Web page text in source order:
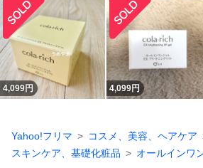
4,099円 4,099円
Yahoo!フリマ
コスメ、美容、ヘアケア
スキンケア、基礎化粧品
オールインワ